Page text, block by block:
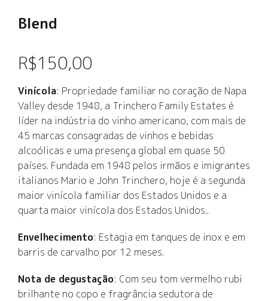
Blend
R$150,00
Vinícola: Propriedade familiar no coração de Napa
Valley desde 1948, a Trinchero Family Estates é
líder na indústria do vinho americano, com mais de
45 marcas consagradas de vinhos e bebidas
alcoólicas e uma presença global em quase 50
países. Fundada em 1948 pelos irmãos e imigrantes
italianos Mario e John Trinchero, hoje é a segunda
maior vinícola familiar dos Estados Unidos e a
quarta maior vinícola dos Estados Unidos..
Envelhecimento: Estagia em tanques de inox e em
barris de carvalho por 12 meses.
Nota de degustação: Com seu tom vermelho rubi
brilhante no copo e fragrância sedutora de